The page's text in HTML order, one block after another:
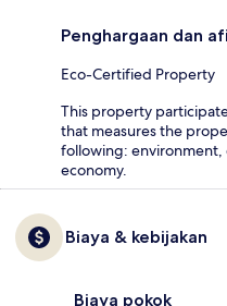
Penghargaan dan
Eco-Certified Property
This property
that measures the
following: environment,
economy.
Biaya & kebijakan
Biaya pokok